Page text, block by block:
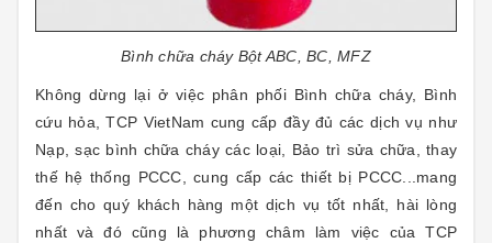
Bình chữa cháy Bột ABC, BC, MFZ
Không dừng lại ở việc phân phối Bình chữa cháy, Bình
cứu hỏa, TCP VietNam cung cấp đầy đủ các dịch vụ như
Nạp, sạc bình chữa cháy các loại, Bảo trì sửa chữa, thay
thế hệ thống PCCC
cung cấp các thiết bị PCCC...mang
đến cho quý khách hàng một dịch vụ tốt nhất, hài lòng
nhất và đó cũng là phương châm làm việc của TCP